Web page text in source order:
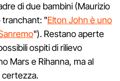
di due bambini (Maurizio
tranchant: "Elton John è uno
"). Restano aperte
ospiti di rilievo
Mars e Rihanna, ma al
certezza.